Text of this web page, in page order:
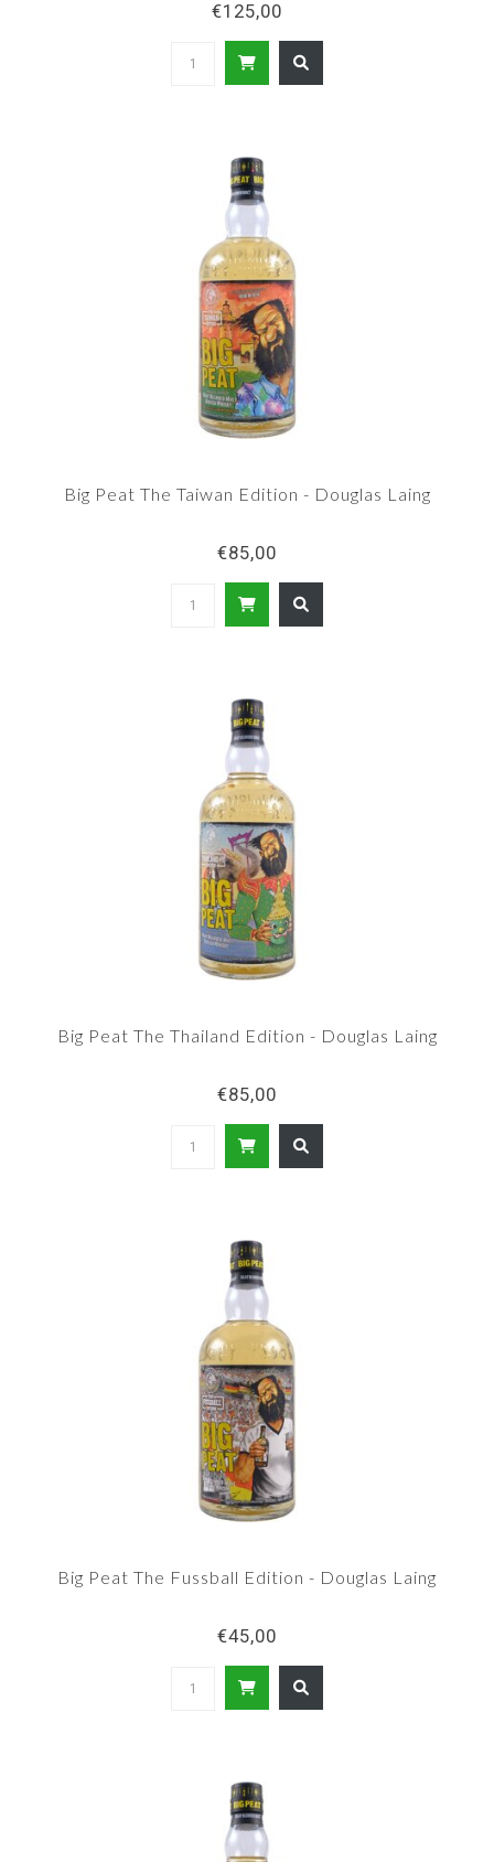
€125,00
Big Peat The Taiwan Edition - Douglas Laing
€85,00
Big Peat The Thailand Edition - Douglas Laing
€85,00
Big Peat The Fussball Edition - Douglas Laing
€45,00